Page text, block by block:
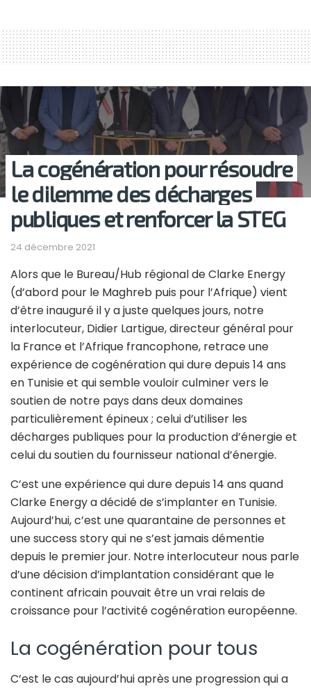
La cogénération pour résoudre
le dilemme des décharges
publiques et renforcer la STEG
24 décembre 2021
Alors que le Bureau/Hub régional de Clarke Energy
(d’abord pour le Maghreb puis pour l’Afrique) vient
d’être inauguré il y a juste quelques jours, notre
interlocuteur, Didier Lartigue, directeur général pour
la France et l’Afrique francophone, retrace une
expérience de cogénération qui dure depuis 14 ans
en Tunisie et qui semble vouloir culminer vers le
soutien de notre pays dans deux domaines
particulièrement épineux ; celui d’utiliser les
décharges publiques pour la production d’énergie et
celui du soutien du fournisseur national d’énergie.
C’est une expérience qui dure depuis 14 ans quand
Clarke Energy a décidé de s’implanter en Tunisie.
Aujourd’hui, c’est une quarantaine de personnes et
une success story qui ne s’est jamais démentie
depuis le premier jour. Notre interlocuteur nous parle
d’une décision d’implantation considérant que le
continent africain pouvait être un vrai relais de
croissance pour l’activité cogénération européenne.
La cogénération pour tous
C’est le cas aujourd’hui après une progression qui a